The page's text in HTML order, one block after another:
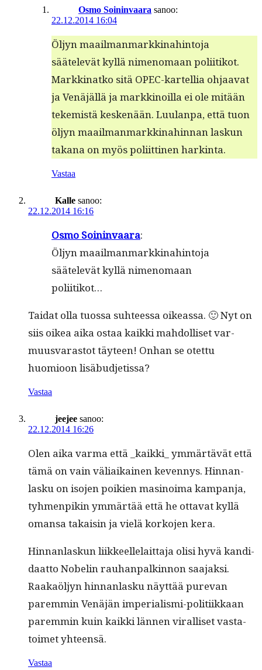
Osmo Soininvaara sanoo:
22.12.2014 16:04
Öljyn maail­man­markki­nahin­to­ja
säätelevät kyl­lä nimeno­maan poli­itikot.
Markki­natko sitä OPEC-kartel­lia ohjaa­vat
ja Venäjäl­lä ja markki­noil­la ei ole mitään
tekemistä keskenään. Luu­lan­pa, että tuon
öljyn maail­man­markki­nahin­nan laskun
takana on myös poli­it­ti­nen harkinta.
Vastaa
Kalle sanoo:
22.12.2014 16:16
Osmo Soin­in­vaara:
Öljyn maail­man­markki­nahin­to­ja
säätelevät kyl­lä nimeno­maan
poliitikot…
Tai­dat olla tuos­sa suh­teessa oike­as­sa. 🙂 Nyt on
siis oikea aika ostaa kaik­ki mah­dol­liset var­
muus­varas­tot täy­teen! Onhan se otet­tu
huomioon lisäbudjetissa?
Vastaa
jeejee sanoo:
22.12.2014 16:26
Olen aika var­ma että _kaikki_ ymmärtävät että
tämä on vain väli­aikainen keven­nys. Hin­nan­
lasku on iso­jen poikien masi­noima kam­pan­ja,
tyh­men­pikin ymmärtää että he otta­vat kyl­lä
omansa takaisin ja vielä korko­jen kera.
Hin­nan­laskun liik­keel­le­lait­ta­ja olisi hyvä kan­di­
daat­to Nobelin rauhan­palkin­non saa­jak­si.
Raakaöljyn hin­nan­lasku näyt­tää pure­van
parem­min Venäjän impe­ri­al­is­mi-poli­ti­ikkaan
parem­min kuin kaik­ki län­nen viral­liset vas­ta­
toimet yhteensä.
Vastaa